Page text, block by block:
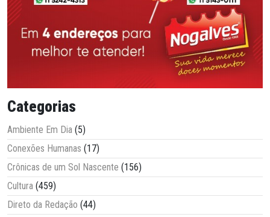
Categorias
Ambiente Em Dia (5)
Conexões Humanas (17)
Crônicas de um Sol Nascente (156)
Cultura (459)
Direto da Redação (44)